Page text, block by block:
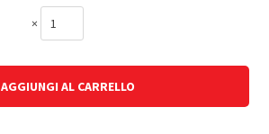
×
AGGIUNGI AL CARRELLO